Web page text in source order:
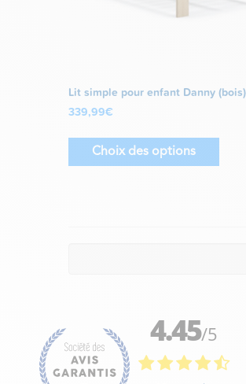
Lit simple pour enfant Danny (bois)
339,99€
Choix des options